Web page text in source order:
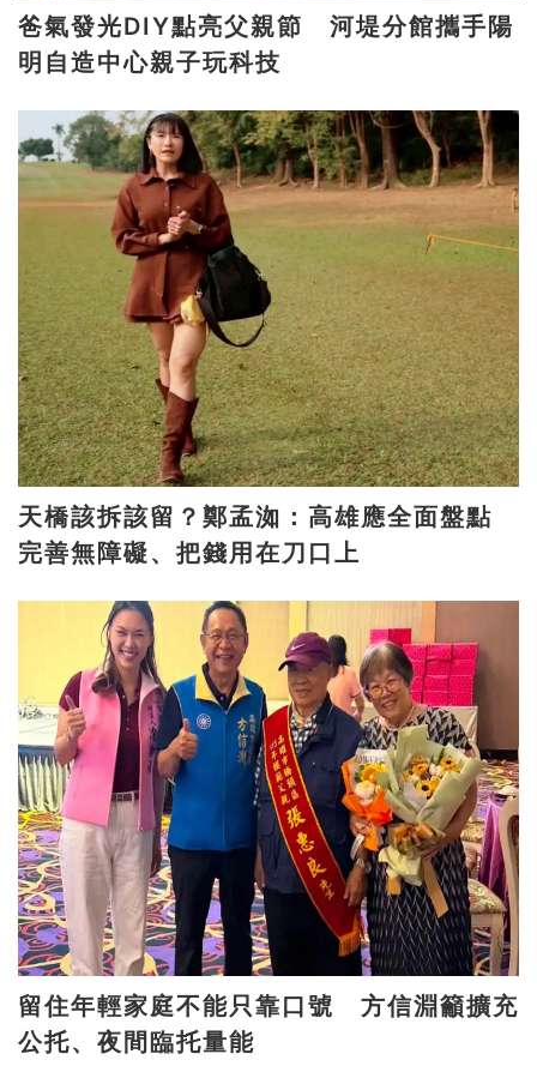
爸氣發光DIY點亮父親節 河堤分館攜手陽
明自造中心親子玩科技
天橋該拆該留？鄭孟洳：高雄應全面盤點
完善無障礙、把錢用在刀口上
留住年輕家庭不能只靠口號 方信淵籲擴充
公托、夜間臨托量能